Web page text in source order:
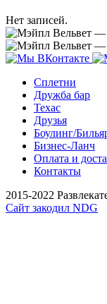
Нет записей.
Сплетни
Дружба бар
Техас
Друзья
Боулинг/
Бизнес-Ланч
Оплата и
Контакты
2015-2022
Сайт закодил NDG